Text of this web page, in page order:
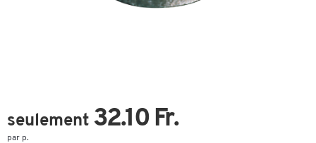
seulement 32.10 Fr.
par p.